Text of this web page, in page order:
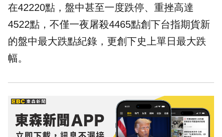
在42220點，盤中甚至一度跌停、重挫高達
4522點，不僅一夜屠殺4465點創下台指期貨新
的盤中最大跌點紀錄，更創下史上單日最大跌
幅。